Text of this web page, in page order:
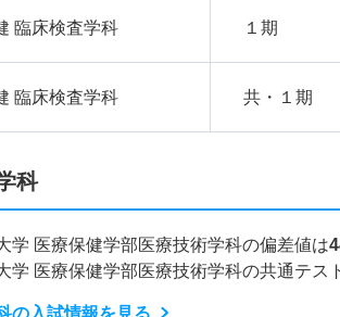
臨床検査学科 １期
臨床検査学科 共・１期
科
学 医療保健学部医療技術学科の偏差値は
学 医療保健学部医療技術学科の共通テス
の入試情報を見る